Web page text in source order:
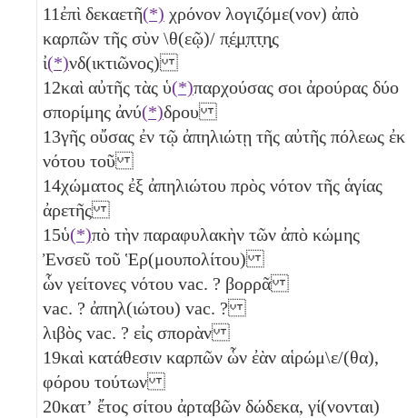
11ἐπὶ δεκαετῆ(*) χρόνον λογιζόμε(νον) ἀπὸ
καρπῶν τῆς σὺν \θ(εῷ)/ π̣έ̣μ̣π̣τ̣η̣ς
ἰ(*)νδ(ικτιῶνος)
12καὶ αὐτῆς τὰς ὑ(*)παρχούσας σοι ἀρούρας δύο
σπορίμης ἀνύ(*)δρου
13γῆς οὔσας ἐν τῷ ἀπηλιώτῃ τῆς αὐτῆς πόλεως ἐκ
νότου τοῦ
14χώματος ἐξ ἀπηλιώτου πρὸς νότον τῆς ἁγίας
ἀρετῆς
15ὑ(*)πὸ τὴν παραφυλακὴν τῶν ἀπὸ κώμης
Ἐνσεῦ τοῦ Ἑρ(μουπολίτου)
ὧν γείτονες νότου vac. ? βορρᾶ
vac. ? ἀπηλ(ιώτου) vac. ?
λιβὸς vac. ? εἰς σπορὰν
19καὶ κατάθεσιν καρπῶν ὧν ἐὰν αἱρώμ\ε/(θα),
φόρου τούτων
20κατʼ ἔτος σίτου ἀρταβῶν δώδεκα, γί(νονται)